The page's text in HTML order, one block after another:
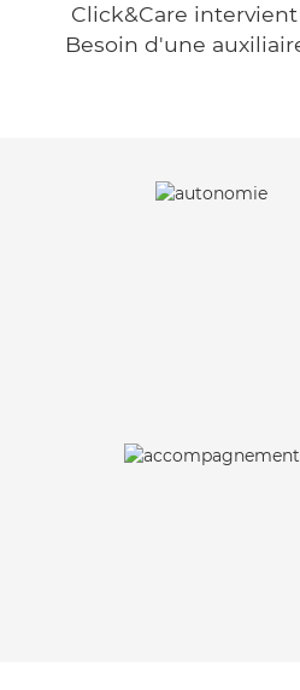
Click&Care
Besoin d'une